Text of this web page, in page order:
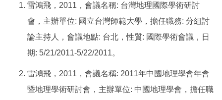
雷鴻飛， 2011 ，會議名稱: 台灣地理國際學術研討
會，主辦單位: 國立台灣師範大學，擔任職務: 分組討
論主持人，會議地點: 台北，性質: 國際學術會議，日
期: 5/21/2011-5/22/2011。
雷鴻飛， 2011 ，會議名稱: 2011年中國地理學會年會
暨地理學術研討會，主辦單位: 中國地理學會，擔任職